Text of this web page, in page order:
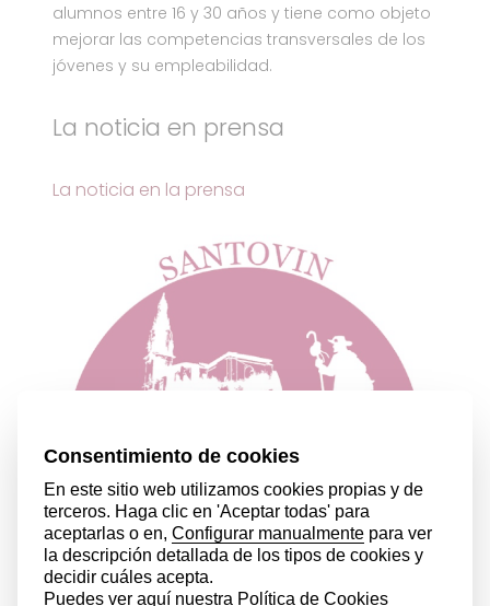
alumnos entre 16 y 30 años y tiene como objeto
mejorar las competencias transversales de los
jóvenes y su empleabilidad.
La noticia en prensa
La noticia en la prensa